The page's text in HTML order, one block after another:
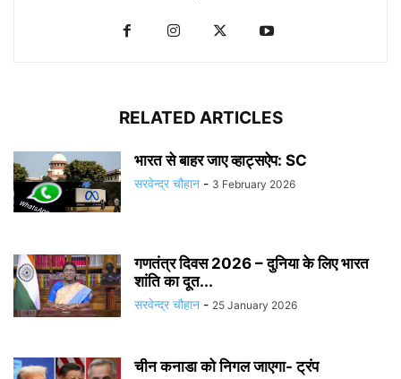
RELATED ARTICLES
भारत से बाहर जाए व्हाट्सऐप: SC
सरवेन्द्र चौहान - 3 February 2026
गणतंत्र दिवस 2026 – दुनिया के लिए भारत
शांति का दूत...
सरवेन्द्र चौहान - 25 January 2026
चीन कनाडा को निगल जाएगा- ट्रंप